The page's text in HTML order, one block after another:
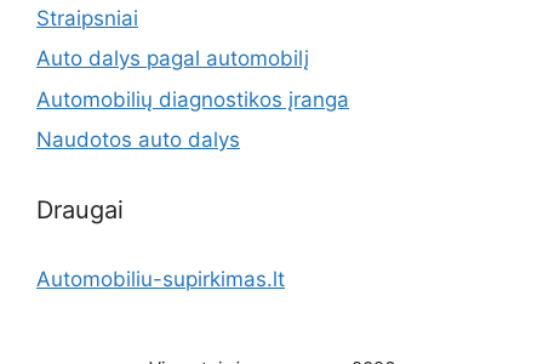
Straipsniai
Auto dalys pagal automobilį
Automobilių diagnostikos įranga
Naudotos auto dalys
Draugai
Automobiliu-supirkimas.lt